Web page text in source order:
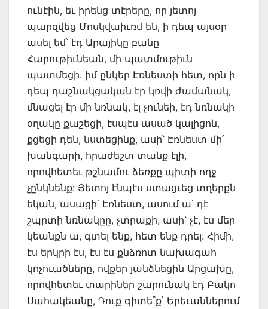
ունէին, եւ իրենց տէրերը, որ յետոյ
պարզվեց Մոսկվաիւռմ են, ի դեպ այսօր
ասել եմ՝ էդ Արայիկը բանը
Հարութիւնեան, մի պատմութիւն
պատմեցի. իմ ընկեր Էռնեստի հետ, որն ի
դեպ դաշնակցական էր կռվի ժամանակ,
մնացել էր մի նռնակ, էլ չունեի, էդ նռնակի
օղակը քաշեցի, էսպէս ասած կալիցոն,
քցեցի դեն, նստեցինք, ասի՝ Էռնեստ մի՛
խանգարի, հրաժեշտ տանք էլի,
որովհետեւ թշնամու ձեռքը պիտի ողջ
չընկնենք: Յետոյ էնպէս ստացւեց տղերքն
եկան, ասացի՝ Էռնեստ, ասում ա՝ դէ
շպրտի նռնակըը, չտրաքի, ասի՝ չէ, էս մեր
կեանքն ա, գտել ենք, հետ ենք դրել: Հիմի,
էս երկրի էս, էս էս քնձռոտ նախագահ
կոչուածները, ովքեր յանձնեցին Արցախը,
որովհետեւ տարիներ շարունակ էդ Բակո
Սահակեանը, Դուք գիտե˚ք՝ Երեւաններում